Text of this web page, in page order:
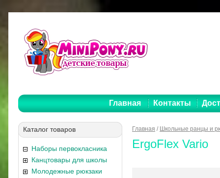
Главная Контакты
Каталог товаров
Наборы первокласника
Канцтовары для школы
Молодежные рюкзаки
Главная / Школьные ранцы и
ErgoFlex Vario